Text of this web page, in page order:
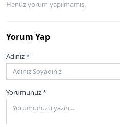
Henüz yorum yapılmamış.
Yorum Yap
Adınız *
Yorumunuz *